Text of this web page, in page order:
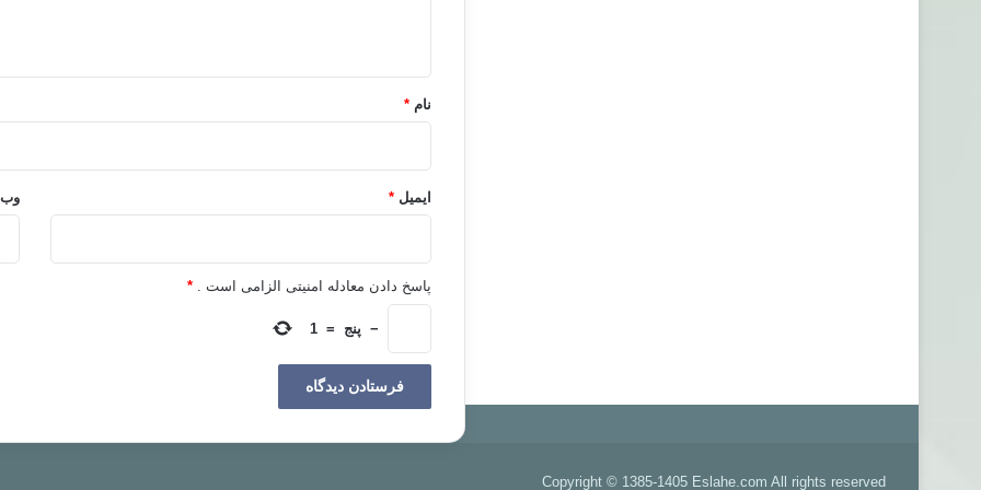
نام *
ایمیل *
پاسخ دادن معادله امنیتی الزامی است . *
− پنج =
1
Copyright © 1385-1405 Eslahe.com All rights reserved